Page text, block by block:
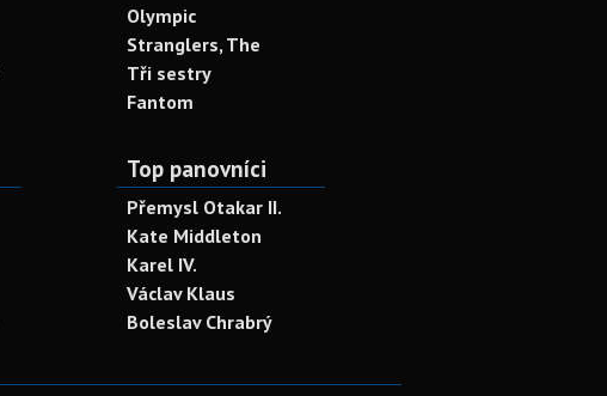
Olympic
Stranglers, The
Tři sestry
Fantom
Top panovníci
Přemysl Otakar II.
Kate Middleton
Karel IV.
Václav Klaus
Boleslav Chrabrý